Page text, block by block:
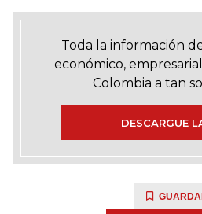
Toda la información
económico,
Colombia a tan
DESCARGUE